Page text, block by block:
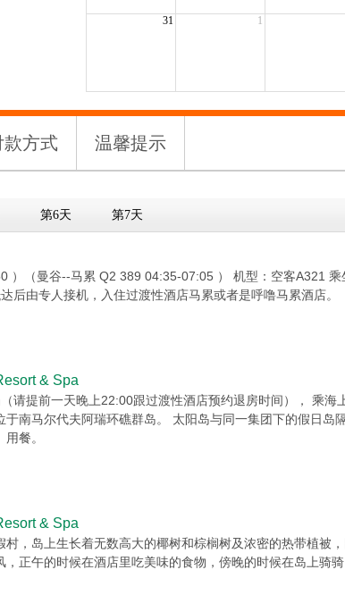
31 1
款方式 温馨提示
第6天 第7天
）（曼谷--马累 Q2 389 04:35-07:05 ） 机型：空客A321
后由专人接机，入住过渡性酒店马累或者是呼噜马累酒店。
& Spa
请提前一天晚上22:00跟过渡性酒店预约退房时间）， 乘
于南马尔代夫阿瑞环礁群岛。 太阳岛与同一集团下的假日岛
用餐。
& Spa
村，岛上生长着无数高大的椰树和棕榈树及浓密的热带植被
正午的时候在酒店里吃美味的食物，傍晚的时候在岛上骑